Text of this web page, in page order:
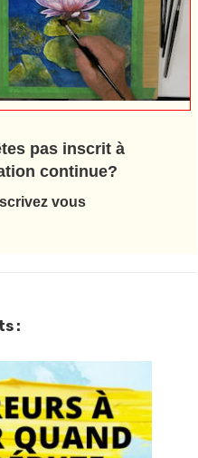
pas inscrit à
continue?
vous
: